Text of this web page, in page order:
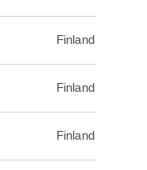
Finland
Finland
Finland